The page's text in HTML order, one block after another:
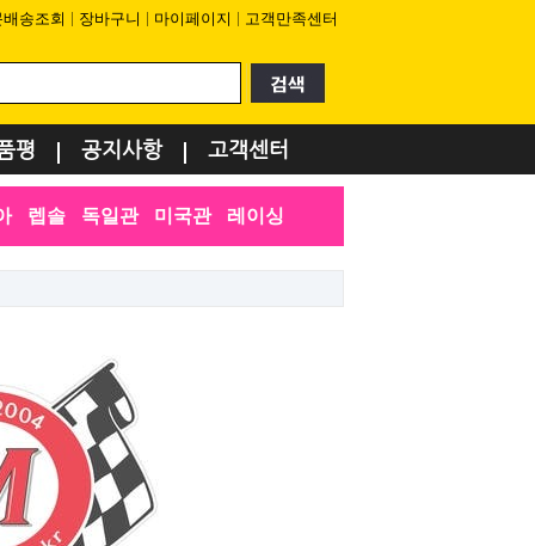
송조회 장바구니 마이페이지 고객만족센터
평 공지사항 고객센터
렙솔 독일관 미국관 레이싱